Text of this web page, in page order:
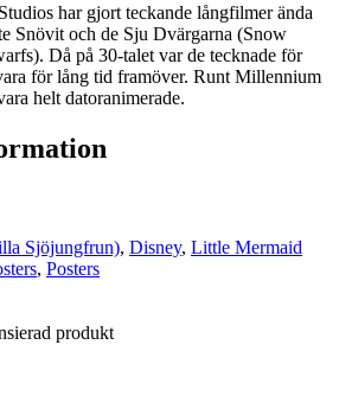
har gjort teckande långfilmer ända
Snövit och de Sju Dvärgarna (Snow
Då på 30-talet var de tecknade för
för lång tid framöver. Runt Millennium
helt datoranimerade.
Sjöjungfrun), Disney, Little Mermaid
, Posters
produkt